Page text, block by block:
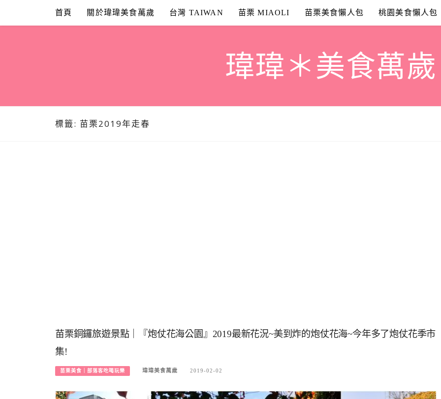
content
首頁 關於瑋瑋美食萬歲 台灣 TAIWAN 苗栗 MIAOLI 苗栗美食懶人包 桃園美食懶人包
瑋瑋＊美食萬歲
標籤: 苗栗2019年走春
苗栗銅鑼旅遊景點｜『炮仗花海公園』2019最新花況~美到炸的炮仗花海~今年多了炮仗花季市
集!
苗栗美食｜部落客吃喝玩樂 瑋瑋美食萬歲 2019-02-02